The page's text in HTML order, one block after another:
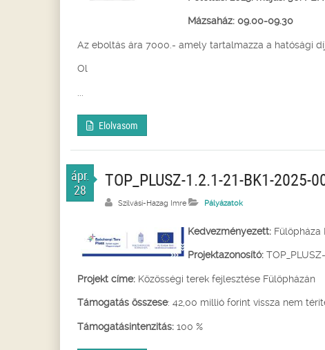
Mázsaház: 09.00-09.30
Az eboltás ára 7000.- amely tartalmazza a hatósági
Ol
Elolvasom
ápr.
28
TOP_PLUSZ-1.2.1-21-BK1-2025-
Szilvási-Hazag Imre Pályázatok
Kedvezményezett: Fülöpháza
Projektazonosító:
Projekt címe: Közösségi terek fejlesztése Fülöpházán
Támogatás összese: 42,00 millió forint vissza nem
Támogatásintenzitás: 100 %